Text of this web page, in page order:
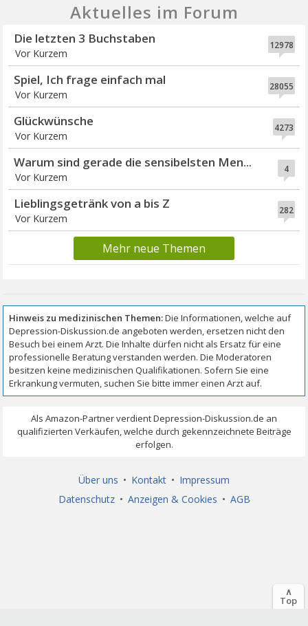
Aktuelles im Forum
12978
Die letzten 3 Buchstaben
Vor Kurzem
28055
Spiel, Ich frage einfach mal
Vor Kurzem
4273
Glückwünsche
Vor Kurzem
4
Warum sind gerade die sensibelsten Men...
Vor Kurzem
282
Lieblingsgetränk von a bis Z
Vor Kurzem
Mehr neue Themen
Über uns • Kontakt • Impressum
Datenschutz • Anzeigen & Cookies • AGB
∧
Top